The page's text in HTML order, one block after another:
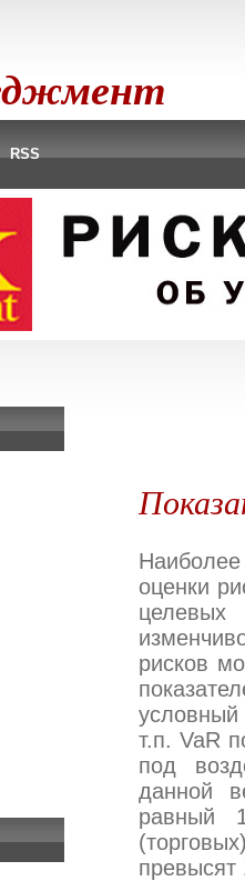
RSS
оценки
целевых
рисков
условный
т.п. VaR
под
данной
равный
превысят